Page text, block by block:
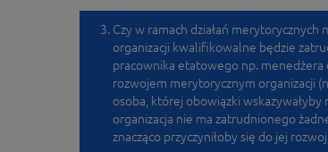
Czy w ramach działań merytorycznych
organizacji kwalifikowalne będzie
pracownika etatowego np. menedżera
rozwojem merytorycznym organizacji
osoba, której obowiązki
organizacja nie ma zatrudnionego
znacząco przyczyniłoby się do jej